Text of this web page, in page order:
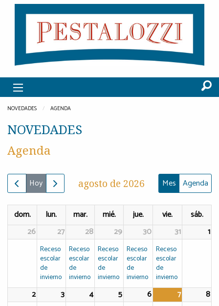
NOVEDADES AGENDA
NOVEDADES
Agenda
Hoy agosto de 2026 Mes Agenda
dom. lun. mar. mié. jue. vie.
sáb.
26
27 28 29 30 31 1
Receso
escolar
de
invierno
Receso
escolar
de
invierno
Receso
escolar
de
invierno
Receso
escolar
de
invierno
Receso
escolar
de
invierno
2 3 4 5 6 7 8